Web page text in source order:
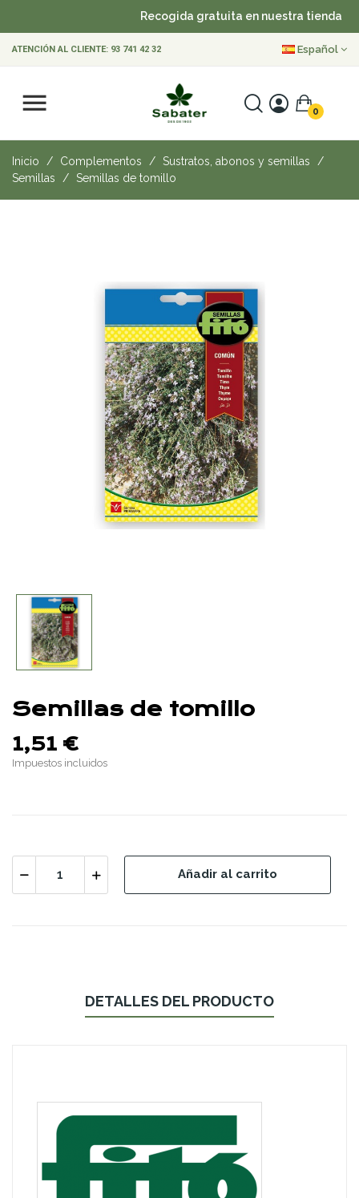
Recogida gratuita en nuestra tienda
ATENCIÓN AL CLIENTE: 93 741 42 32 Español
0
Inicio Complementos
Sustratos, abonos y semillas
Semillas
Semillas de tomillo
Semillas de tomillo
1,51 €
Impuestos incluidos
Añadir al carrito
DETALLES DEL PRODUCTO